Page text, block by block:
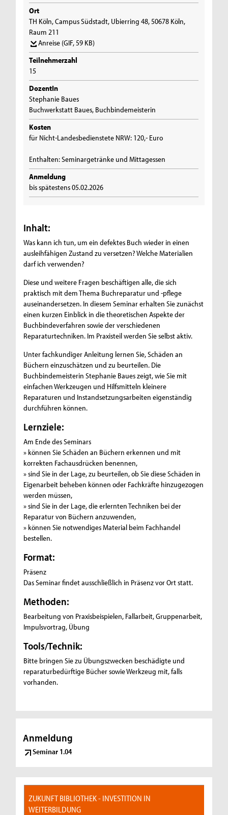
Ort
TH Köln, Campus Südstadt, Ubierring 48, 50678 Köln,
Raum 211
Anreise (GIF, 59 KB)
Teilnehmerzahl
15
DozentIn
Stephanie Baues
Buchwerkstatt Baues, Buchbindemeisterin
Kosten
für Nicht-Landesbedienstete NRW: 120,- Euro
Enthalten: Seminargetränke und Mittagessen
Anmeldung
bis spätestens 05.02.2026
Inhalt:
Was kann ich tun, um ein defektes Buch wieder in einen
ausleihfähigen Zustand zu versetzen? Welche Materialien
darf ich verwenden?
Diese und weitere Fragen beschäftigen alle, die sich
praktisch mit dem Thema Buchreparatur und -pflege
auseinandersetzen. In diesem Seminar erhalten Sie zunächst
einen kurzen Einblick in die theoretischen Aspekte der
Buchbindeverfahren sowie der verschiedenen
Reparaturtechniken. Im Praxisteil werden Sie selbst aktiv.
Unter fachkundiger Anleitung lernen Sie, Schäden an
Büchern einzuschätzen und zu beurteilen. Die
Buchbindemeisterin Stephanie Baues zeigt, wie Sie mit
einfachen Werkzeugen und Hilfsmitteln kleinere
Reparaturen und Instandsetzungsarbeiten eigenständig
durchführen können.
Lernziele:
Am Ende des Seminars
» können Sie Schäden an Büchern erkennen und mit
korrekten Fachausdrücken benennen,
» sind Sie in der Lage, zu beurteilen, ob Sie diese Schäden in
Eigenarbeit beheben können oder Fachkräfte hinzugezogen
werden müssen,
» sind Sie in der Lage, die erlernten Techniken bei der
Reparatur von Büchern anzuwenden,
» können Sie notwendiges Material beim Fachhandel
bestellen.
Format:
Präsenz
Das Seminar findet ausschließlich in Präsenz vor Ort statt.
Methoden:
Bearbeitung von Praxisbeispielen, Fallarbeit, Gruppenarbeit,
Impulsvortrag, Übung
Tools/Technik:
Bitte bringen Sie zu Übungszwecken beschädigte und
reparaturbedürftige Bücher sowie Werkzeug mit, falls
vorhanden.
Anmeldung
Seminar 1.04
ZUKUNFT BIBLIOTHEK - INVESTITION IN
WEITERBILDUNG